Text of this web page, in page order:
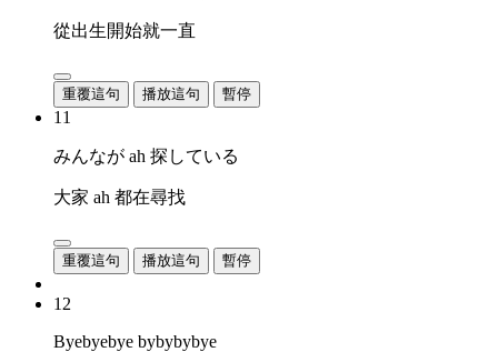
從出生開始就一直
重覆這句 播放這句 暫停
11
みんなが ah 探している
大家 ah 都在尋找
重覆這句 播放這句 暫停
12
Byebyebye bybybybye